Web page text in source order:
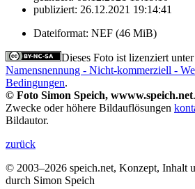
publiziert: 26.12.2021 19:14:41
Dateiformat: NEF (46 MiB)
Dieses Foto ist lizenziert
Namensnennung - Nicht-kommerziell -
Bedingungen.
© Foto Simon Speich, wwww.speich.net
Zwecke oder höhere Bildauflösungen
Bildautor.
zurück
© 2003–2026 speich.net, Konzept, Inhalt
durch Simon Speich